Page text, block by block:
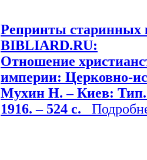
Репринты старинных
BIBLIARD.RU:
Отношение
империи: Церковно-
Мухин Н. – Киев:
1916. – 524 с.